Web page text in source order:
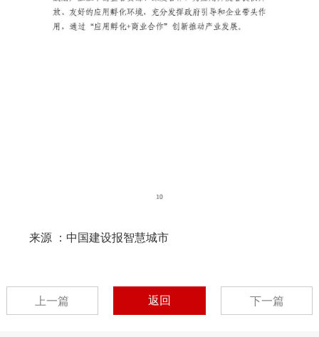
来源 ：中国建设报智慧城市
上一篇 返回 下一篇